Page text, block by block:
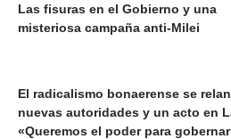
Las fisuras en el Gobierno y una
misteriosa campaña anti-Milei
El radicalismo bonaerense se
nuevas autoridades y un acto en
«Queremos el poder para